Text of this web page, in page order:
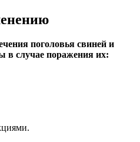
поголовья свиней и
в случае поражения их: